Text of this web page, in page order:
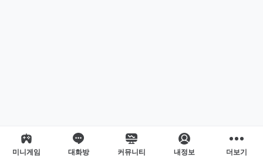
미니게임 대화방 커뮤니티 내정보 더보기